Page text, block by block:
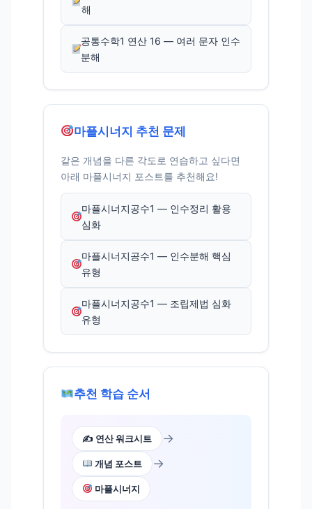
해
공통수학1 연산 16 — 여러 문자 인수
분해
마플시너지 추천 문제
같은 개념을 다른 각도로 연습하고 싶다면
아래 마플시너지 포스트를 추천해요!
마플시너지공수1 — 인수정리 활용
심화
마플시너지공수1 — 인수분해 핵심
유형
마플시너지공수1 — 조립제법 심화
유형
추천 학습 순서
✍️ 연산 워크시트 →
개념 포스트 →
마플시너지